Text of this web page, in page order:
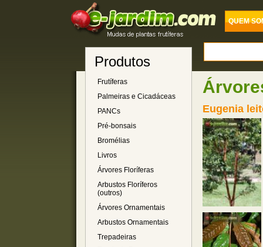
QUEM
Produtos
Frutíferas
Palmeiras e Cicadáceas
PANCs
Pré-bonsais
Bromélias
Livros
Árvores Floríferas
Arbustos Floríferos
(outros)
Árvores Ornamentais
Arbustos Ornamentais
Trepadeiras
Eugenia